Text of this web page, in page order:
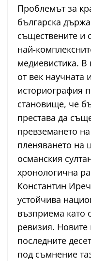
Проблемът за
българска
съществените и
най-
медиевистика.
от век научната
историография
становище, че
престава да
превземането
пленяването на
османския
хронологична
Константин
устойчива
възприема като
ревизия. Новите
последните
под съмнение